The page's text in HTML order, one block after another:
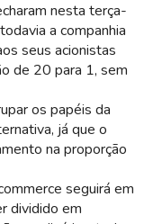
nesta terça-
a companhia
seus acionistas
de 20 para 1, sem
os papéis da
já que o
na proporção
seguirá em
dividido em